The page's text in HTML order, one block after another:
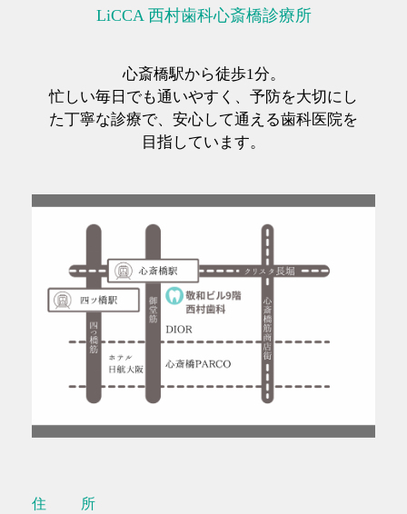
インプラント
審美歯科
精密根管治療（マイクロエンド）
マウスピース矯正（インビザライン）
静脈内鎮静法 / 笑気麻酔
治療費
症例
症例紹介
医院紹介
LiCCA 西村歯科心斎橋診療所
心斎橋駅から徒歩1分。
忙しい毎日でも通いやすく、予防を大切にし
た丁寧な診療で、 安心して通える歯科医院を
目指しています。
住所